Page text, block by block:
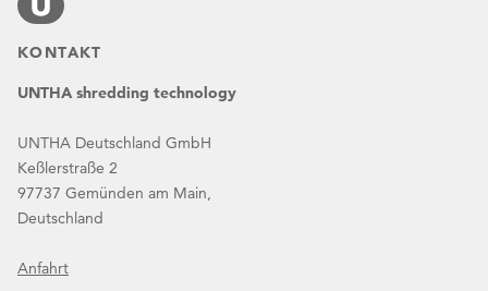
KONTAKT
UNTHA shredding technology
UNTHA Deutschland GmbH
Keßlerstraße 2
97737 Gemünden am Main,
Deutschland
Anfahrt